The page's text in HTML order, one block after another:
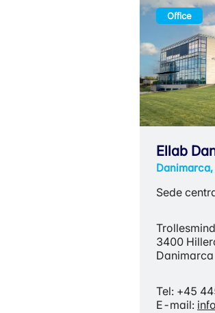
Office
Ellab
Sede
3400
Danimarca
Tel: +45
E-mail: